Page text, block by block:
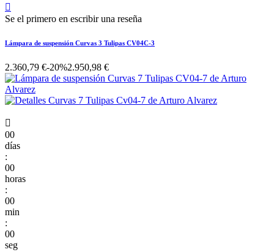

Se el primero en escribir una reseña
Lámpara de suspensión Curvas 3 Tulipas CV04C-3
2.360,79 €-20%2.950,98 €

00
días
:
00
horas
:
00
min
:
00
seg